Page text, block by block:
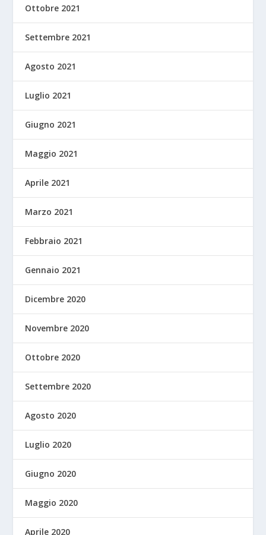
Ottobre 2021
Settembre 2021
Agosto 2021
Luglio 2021
Giugno 2021
Maggio 2021
Aprile 2021
Marzo 2021
Febbraio 2021
Gennaio 2021
Dicembre 2020
Novembre 2020
Ottobre 2020
Settembre 2020
Agosto 2020
Luglio 2020
Giugno 2020
Maggio 2020
Aprile 2020